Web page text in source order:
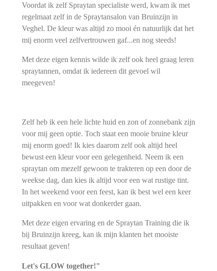
Voordat ik zelf Spraytan specialiste werd, kwam ik met
regelmaat zelf in de Spraytansalon van Bruinzijn in
Veghel. De kleur was altijd zo mooi én natuurlijk dat het
mij enorm veel zelfvertrouwen gaf...en nog steeds!
Met deze eigen kennis wilde ik zelf ook heel graag leren
spraytannen, omdat ik iedereen dit gevoel wil
meegeven!
Zelf heb ik een hele lichte huid en zon of zonnebank zijn
voor mij geen optie. Toch staat een mooie bruine kleur
mij enorm goed! Ik kies daarom zelf ook altijd heel
bewust een kleur voor een gelegenheid. Neem ik een
spraytan om mezelf gewoon te trakteren op een door de
weekse dag, dan kies ik altijd voor een wat rustige tint.
In het weekend voor een feest, kan ik best wel een keer
uitpakken en voor wat donkerder gaan.
Met deze eigen ervaring en de Spraytan Training die ik
bij Bruinzijn kreeg, kan ik mijn klanten het mooiste
resultaat geven!
Let's GLOW together!"